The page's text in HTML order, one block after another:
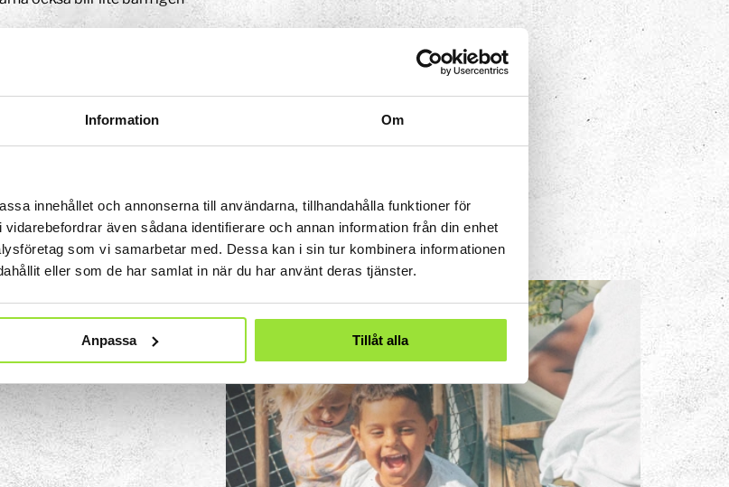
Information Om
innehållet och annonserna till användarna, tillhandahålla funktioner för
även sådana identifierare och annan information från din enhet
som vi samarbetar med. Dessa kan i sin tur kombinera informationen
eller som de har samlat in när du har använt deras tjänster.
Anpassa Tillåt alla
Tänk på att alltid ha barn under uppsikt,